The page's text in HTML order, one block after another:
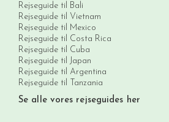
Rejseguide til Bali
Rejseguide til Vietnam
Rejseguide til Mexico
Rejseguide til Costa Rica
Rejseguide til Cuba
Rejseguide til Japan
Rejseguide til Argentina
Rejseguide til Tanzania
Se alle vores rejseguides her